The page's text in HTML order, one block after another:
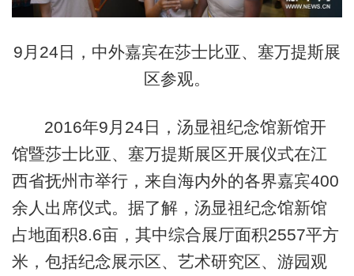
9月24日，中外嘉宾在莎士比亚、塞万提斯展
区参观。
2016年9月24日，汤显祖纪念馆新馆开
馆暨莎士比亚、塞万提斯展区开展仪式在江
西省抚州市举行，来自海内外的各界嘉宾400
余人出席仪式。据了解，汤显祖纪念馆新馆
占地面积8.6亩，其中综合展厅面积2557平方
米，包括纪念展示区、艺术研究区、游园观